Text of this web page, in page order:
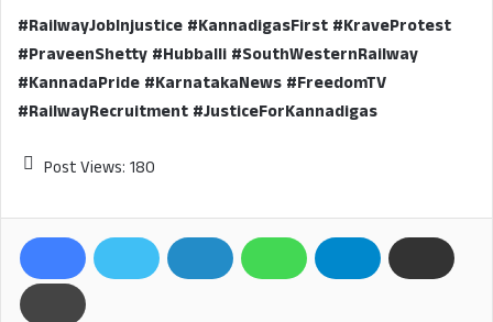
#RailwayJobInjustice #KannadigasFirst #KraveProtest
#PraveenShetty #Hubballi #SouthWesternRailway
#KannadaPride #KarnatakaNews #FreedomTV
#RailwayRecruitment #JusticeForKannadigas
Post Views: 180